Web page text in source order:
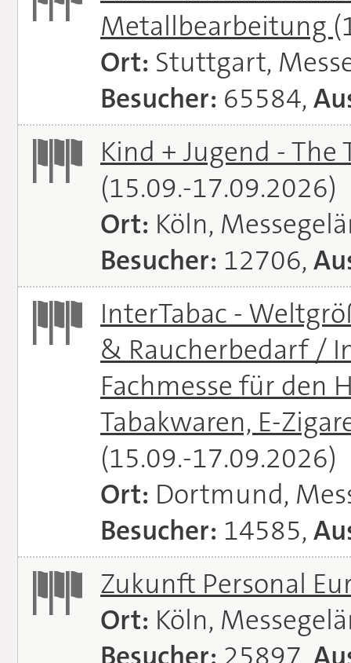
Metallbearbeitung
Ort: Stuttgart,
Besucher: 65584,
Kind + Jugend - The
(15.09.-17.09.2026)
Ort: Köln,
Besucher: 12706,
InterTabac -
& Raucherbedarf /
Fachmesse für den
Tabakwaren, E-
(15.09.-17.09.2026)
Ort: Dortmund,
Besucher: 14585,
Zukunft Personal
Ort: Köln,